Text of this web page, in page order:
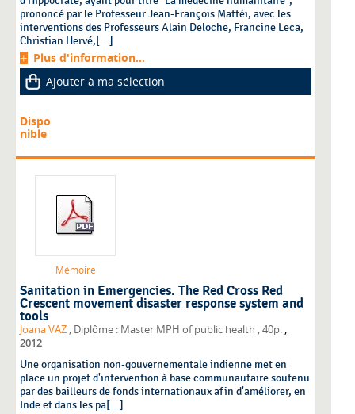
prononcé par le Professeur Jean-François Mattéi, avec les
interventions des Professeurs Alain Deloche, Francine Leca,
Christian Hervé,[...]
Plus d'information...
Ajouter à ma sélection
Dispo
nible
Mémoire
Sanitation in Emergencies. The Red Cross Red
Crescent movement disaster response system and
tools
Joana VAZ , Diplôme : Master MPH of public health , 40p.
2012
Une organisation non-gouvernementale indienne met en
place un projet d'intervention à base communautaire soutenu
par des bailleurs de fonds internationaux afin d'améliorer, en
Inde et dans les pa[...]